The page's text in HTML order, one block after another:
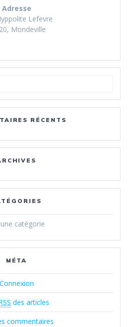
Adresse
Lefevre
Mondeville
:
RÉCENTS
catégorie
MÉTA
Connexion
des articles
commentaires